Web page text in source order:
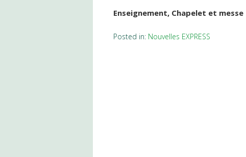
Enseignement, Chapelet et messe
Posted in: Nouvelles EXPRESS